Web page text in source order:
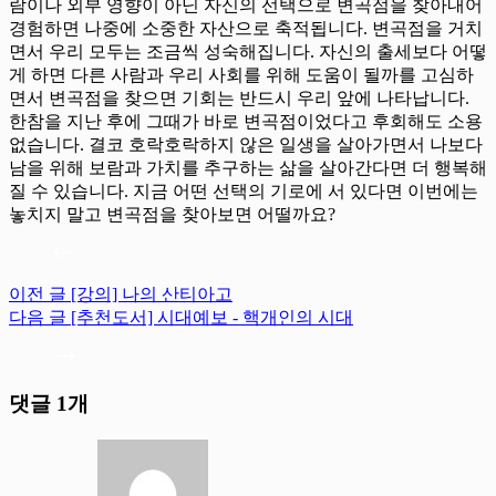
람이나 외부 영향이 아닌 자신의 선택으로 변곡점을 찾아내어
경험하면 나중에 소중한 자산으로 축적됩니다. 변곡점을 거치
면서 우리 모두는 조금씩 성숙해집니다. 자신의 출세보다 어떻
게 하면 다른 사람과 우리 사회를 위해 도움이 될까를 고심하
면서 변곡점을 찾으면 기회는 반드시 우리 앞에 나타납니다.
한참을 지난 후에 그때가 바로 변곡점이었다고 후회해도 소용
없습니다. 결코 호락호락하지 않은 일생을 살아가면서 나보다
남을 위해 보람과 가치를 추구하는 삶을 살아간다면 더 행복해
질 수 있습니다. 지금 어떤 선택의 기로에 서 있다면 이번에는
놓치지 말고 변곡점을 찾아보면 어떨까요?
이전 글 [강의] 나의 산티아고
다음 글 [추천도서] 시대예보 - 핵개인의 시대
댓글 1개